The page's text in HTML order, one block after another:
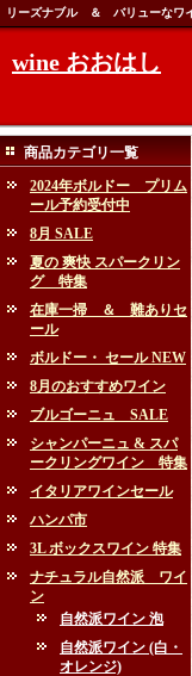
リーズナブル ＆ バリューなワ
wine おおはし
商品カテゴリ一覧
2024年ボルドー プリム
ール予約受付中
8月 SALE
夏の 爽快 スパークリン
グ 特集
在庫一掃 ＆ 難ありセ
ール
ボルドー・ セール NEW
8月のおすすめワイン
ブルゴーニュ SALE
シャンパーニュ & スパ
ークリングワイン 特集
イタリアワインセール
ハンパ市
3L ボックスワイン 特集
ナチュラル自然派 ワイ
ン
自然派ワイン 泡
自然派ワイン (白・
オレンジ)